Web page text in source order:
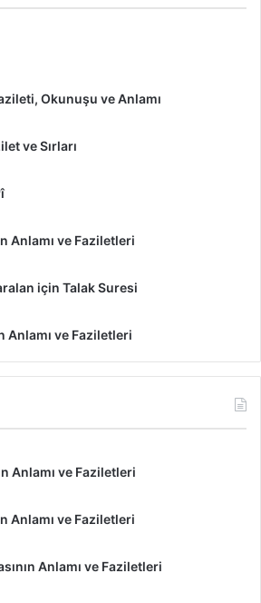
Okunuşu ve Anlamı
ve Sırları
Anlamı ve Faziletleri
için Talak Suresi
Anlamı ve Faziletleri
Anlamı ve Faziletleri
Anlamı ve Faziletleri
Anlamı ve Faziletleri